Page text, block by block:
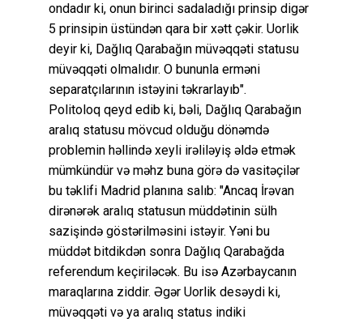
ondadır ki, onun birinci sadaladığı prinsip digər
5 prinsipin üstündən qara bir xətt çəkir. Uorlik
deyir ki, Dağlıq Qarabağın müvəqqəti statusu
müvəqqəti olmalıdır. O bununla erməni
separatçılarının istəyini təkrarlayıb".
Politoloq qeyd edib ki, bəli, Dağlıq Qarabağın
aralıq statusu mövcud olduğu dönəmdə
problemin həllində xeyli irəliləyiş əldə etmək
mümkündür və məhz buna görə də vasitəçilər
bu təklifi Madrid planına salıb: "Ancaq İrəvan
dirənərək aralıq statusun müddətinin sülh
sazişində göstərilməsini istəyir. Yəni bu
müddət bitdikdən sonra Dağlıq Qarabağda
referendum keçiriləcək. Bu isə Azərbaycanın
maraqlarına ziddir. Əgər Uorlik desəydi ki,
müvəqqəti və ya aralıq status indiki